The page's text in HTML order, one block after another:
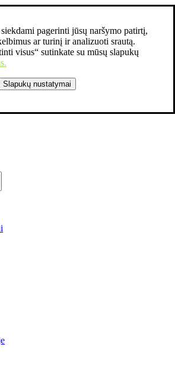
pagerinti jūsų naršymo patirtį,
ar turinį ir analizuoti srautą.
visus“ sutinkate su mūsų slapukų
Slapukų nustatymai